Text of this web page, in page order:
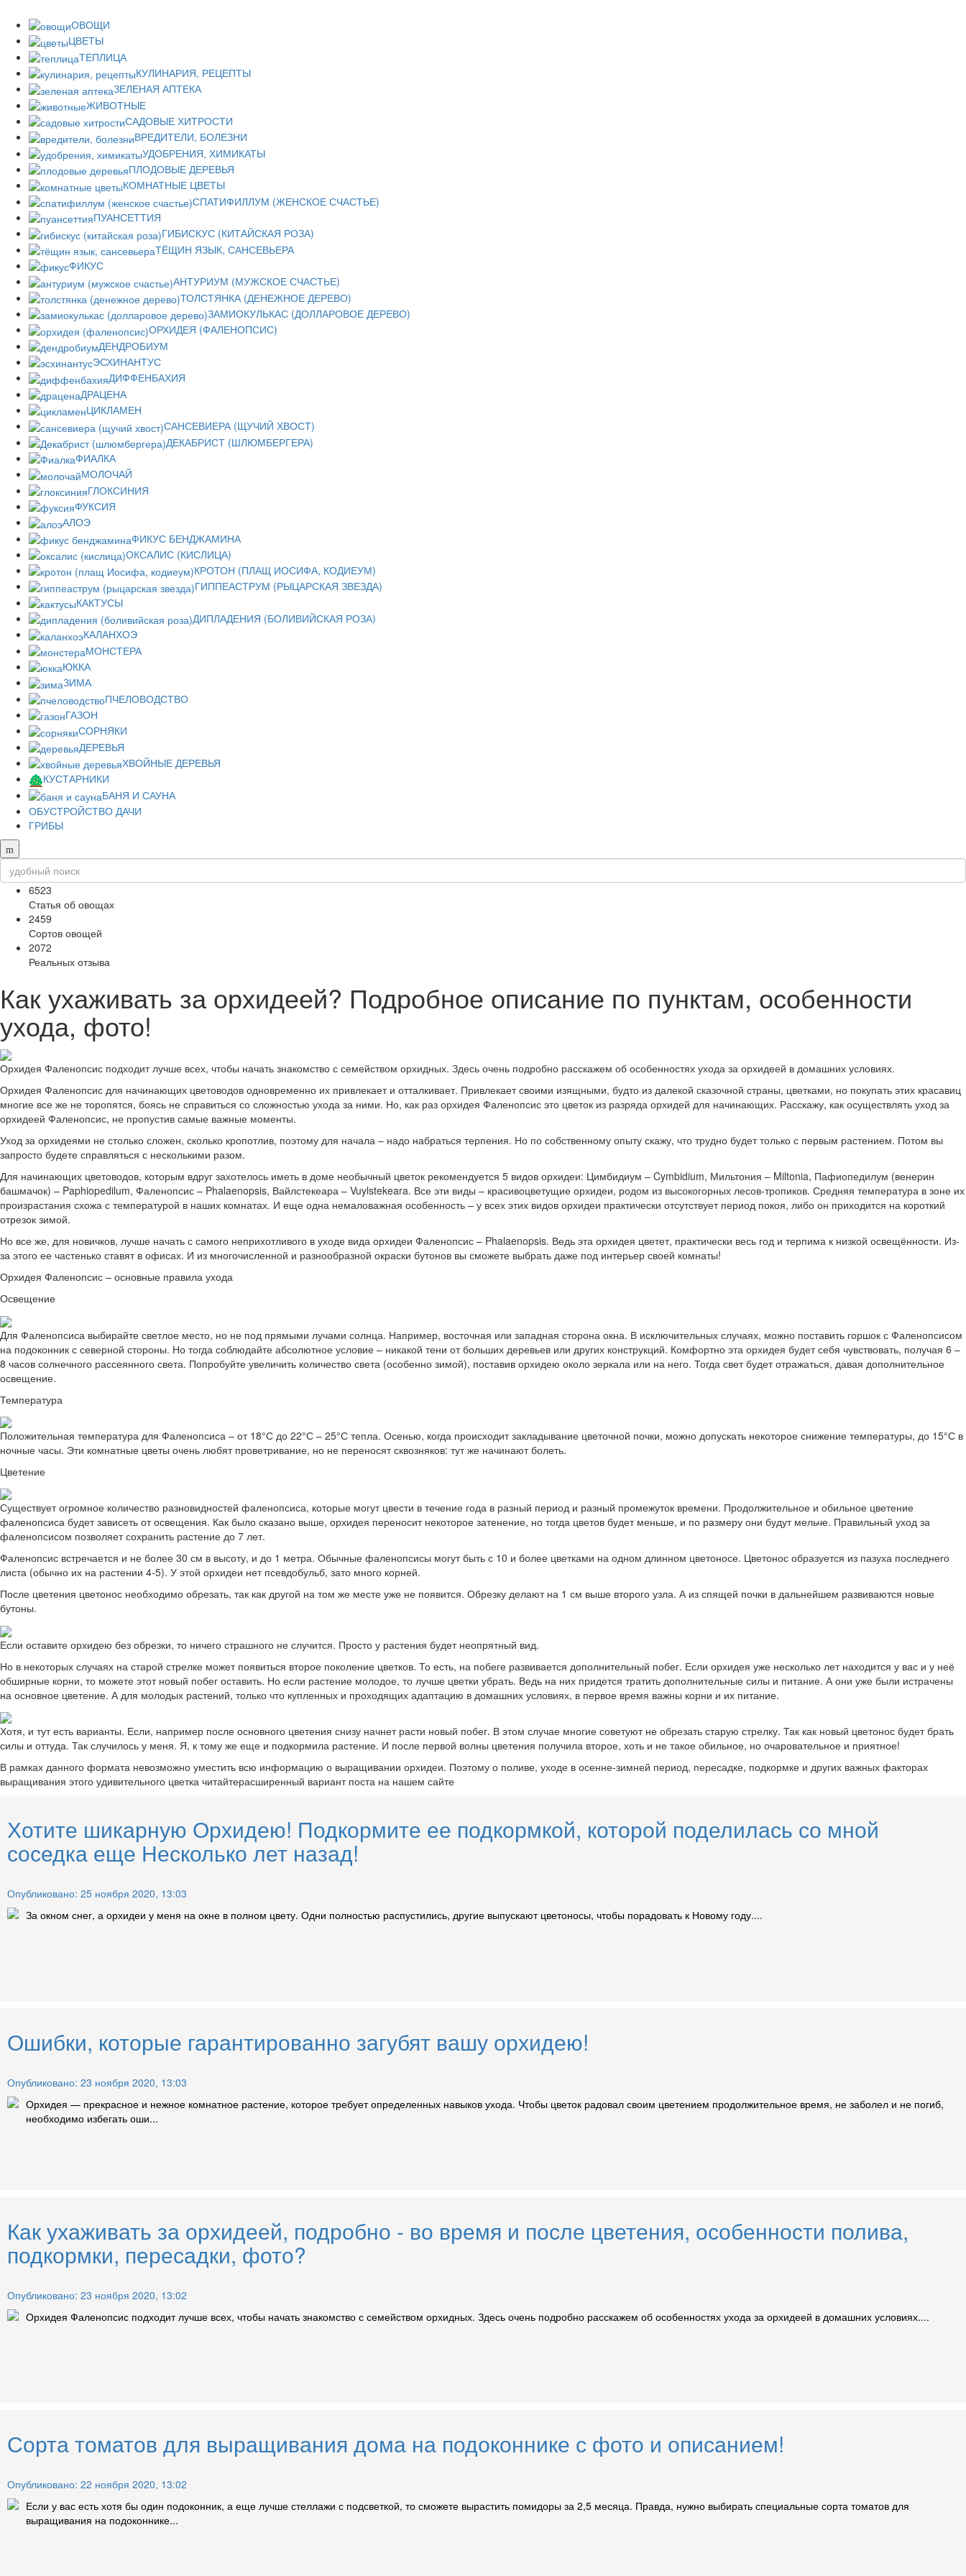
ОВОЩИ
ЦВЕТЫ
ТЕПЛИЦА
КУЛИНАРИЯ, РЕЦЕПТЫ
ЗЕЛЕНАЯ АПТЕКА
ЖИВОТНЫЕ
САДОВЫЕ ХИТРОСТИ
ВРЕДИТЕЛИ, БОЛЕЗНИ
УДОБРЕНИЯ, ХИМИКАТЫ
ПЛОДОВЫЕ ДЕРЕВЬЯ
КОМНАТНЫЕ ЦВЕТЫ
СПАТИФИЛЛУМ (ЖЕНСКОЕ СЧАСТЬЕ)
ПУАНСЕТТИЯ
ГИБИСКУС (КИТАЙСКАЯ РОЗА)
ТЁЩИН ЯЗЫК, САНСЕВЬЕРА
ФИКУС
АНТУРИУМ (МУЖСКОЕ СЧАСТЬЕ)
ТОЛСТЯНКА (ДЕНЕЖНОЕ ДЕРЕВО)
ЗАМИОКУЛЬКАС (ДОЛЛАРОВОЕ ДЕРЕВО)
ОРХИДЕЯ (ФАЛЕНОПСИС)
ДЕНДРОБИУМ
ЭСХИНАНТУС
ДИФФЕНБАХИЯ
ДРАЦЕНА
ЦИКЛАМЕН
САНСЕВИЕРА (ЩУЧИЙ ХВОСТ)
ДЕКАБРИСТ (ШЛЮМБЕРГЕРА)
ФИАЛКА
МОЛОЧАЙ
ГЛОКСИНИЯ
ФУКСИЯ
АЛОЭ
ФИКУС БЕНДЖАМИНА
ОКСАЛИС (КИСЛИЦА)
КРОТОН (ПЛАЩ ИОСИФА, КОДИЕУМ)
ГИППЕАСТРУМ (РЫЦАРСКАЯ ЗВЕЗДА)
КАКТУСЫ
ДИПЛАДЕНИЯ (БОЛИВИЙСКАЯ РОЗА)
КАЛАНХОЭ
МОНСТЕРА
ЮККА
ЗИМА
ПЧЕЛОВОДСТВО
ГАЗОН
СОРНЯКИ
ДЕРЕВЬЯ
ХВОЙНЫЕ ДЕРЕВЬЯ
КУСТАРНИКИ
БАНЯ И САУНА
ОБУСТРОЙСТВО ДАЧИ
ГРИБЫ
6523
Статья об овощах
2459
Сортов овощей
2072
Реальных отзыва
Как ухаживать за орхидеей? Подробное описание по пунктам, особенности
ухода, фото!
Орхидея Фаленопсис подходит лучше всех, чтобы начать знакомство с семейством орхидных. Здесь очень подробно расскажем об особенностях ухода за орхидеей в домашних условиях.
Орхидея Фаленопсис для начинающих цветоводов одновременно их привлекает и отталкивает. Привлекает своими изящными, будто из далекой сказочной страны, цветками, но покупать этих красавиц
многие все же не торопятся, боясь не справиться со сложностью ухода за ними. Но, как раз орхидея Фаленопсис это цветок из разряда орхидей для начинающих. Расскажу, как осуществлять уход за
орхидеей Фаленопсис, не пропустив самые важные моменты.
Уход за орхидеями не столько сложен, сколько кропотлив, поэтому для начала – надо набраться терпения. Но по собственному опыту скажу, что трудно будет только с первым растением. Потом вы
запросто будете справляться с несколькими разом.
Для начинающих цветоводов, которым вдруг захотелось иметь в доме необычный цветок рекомендуется 5 видов орхидеи: Цимбидиум – Cymbidium, Мильтония – Miltonia, Пафиопедилум (венерин
башмачок) – Paphiopedilum, Фаленопсис – Phalaenopsis, Вайлстекеара – Vuylstekeara. Все эти виды – красивоцветущие орхидеи, родом из высокогорных лесов-тропиков. Средняя температура в зоне их
произрастания схожа с температурой в наших комнатах. И еще одна немаловажная особенность – у всех этих видов орхидеи практически отсутствует период покоя, либо он приходится на короткий
отрезок зимой.
Но все же, для новичков, лучше начать с самого неприхотливого в уходе вида орхидеи Фаленопсис – Phalaenopsis. Ведь эта орхидея цветет, практически весь год и терпима к низкой освещённости. Из-
за этого ее частенько ставят в офисах. И из многочисленной и разнообразной окраски бутонов вы сможете выбрать даже под интерьер своей комнаты!
Орхидея Фаленопсис – основные правила ухода
Освещение
Для Фаленопсиса выбирайте светлое место, но не под прямыми лучами солнца. Например, восточная или западная сторона окна. В исключительных случаях, можно поставить горшок с Фаленопсисом
на подоконник с северной стороны. Но тогда соблюдайте абсолютное условие – никакой тени от больших деревьев или других конструкций. Комфортно эта орхидея будет себя чувствовать, получая 6 –
8 часов солнечного рассеянного света. Попробуйте увеличить количество света (особенно зимой), поставив орхидею около зеркала или на него. Тогда свет будет отражаться, давая дополнительное
освещение.
Температура
Положительная температура для Фаленопсиса – от 18°С до 22°С – 25°С тепла. Осенью, когда происходит закладывание цветочной почки, можно допускать некоторое снижение температуры, до 15°С в
ночные часы. Эти комнатные цветы очень любят проветривание, но не переносят сквозняков: тут же начинают болеть.
Цветение
Существует огромное количество разновидностей фаленопсиса, которые могут цвести в течение года в разный период и разный промежуток времени. Продолжительное и обильное цветение
фаленопсиса будет зависеть от освещения. Как было сказано выше, орхидея переносит некоторое затенение, но тогда цветов будет меньше, и по размеру они будут мельче. Правильный уход за
фаленопсисом позволяет сохранить растение до 7 лет.
Фаленопсис встречается и не более 30 см в высоту, и до 1 метра. Обычные фаленопсисы могут быть с 10 и более цветками на одном длинном цветоносе. Цветонос образуется из пазуха последнего
листа (обычно их на растении 4-5). У этой орхидеи нет псевдобульб, зато много корней.
После цветения цветонос необходимо обрезать, так как другой на том же месте уже не появится. Обрезку делают на 1 см выше второго узла. А из спящей почки в дальнейшем развиваются новые
бутоны.
Если оставите орхидею без обрезки, то ничего страшного не случится. Просто у растения будет неопрятный вид.
Но в некоторых случаях на старой стрелке может появиться второе поколение цветков. То есть, на побеге развивается дополнительный побег. Если орхидея уже несколько лет находится у вас и у неё
обширные корни, то можете этот новый побег оставить. Но если растение молодое, то лучше цветки убрать. Ведь на них придется тратить дополнительные силы и питание. А они уже были истрачены
на основное цветение. А для молодых растений, только что купленных и проходящих адаптацию в домашних условиях, в первое время важны корни и их питание.
Хотя, и тут есть варианты. Если, например после основного цветения снизу начнет расти новый побег. В этом случае многие советуют не обрезать старую стрелку. Так как новый цветонос будет брать
силы и оттуда. Так случилось у меня. Я, к тому же еще и подкормила растение. И после первой волны цветения получила второе, хоть и не такое обильное, но очаровательное и приятное!
В рамках данного формата невозможно уместить всю информацию о выращивании орхидеи. Поэтому о поливе, уходе в осенне-зимней период, пересадке, подкормке и других важных факторах
выращивания этого удивительного цветка читайтерасширенный вариант поста на нашем сайте
Хотите шикарную Орхидею! Подкормите ее подкормкой, которой поделилась со мной
соседка еще Несколько лет назад!
Опубликовано: 25 ноября 2020, 13:03
За окном снег, а орхидеи у меня на окне в полном цвету. Одни полностью распустились, другие выпускают цветоносы, чтобы порадовать к Новому году....
Ошибки, которые гарантированно загубят вашу орхидею!
Опубликовано: 23 ноября 2020, 13:03
Орхидея — прекрасное и нежное комнатное растение, которое требует определенных навыков ухода. Чтобы цветок радовал своим цветением продолжительное время, не заболел и не погиб,
необходимо избегать оши...
Как ухаживать за орхидеей, подробно - во время и после цветения, особенности полива,
подкормки, пересадки, фото?
Опубликовано: 23 ноября 2020, 13:02
Орхидея Фаленопсис подходит лучше всех, чтобы начать знакомство с семейством орхидных. Здесь очень подробно расскажем об особенностях ухода за орхидеей в домашних условиях....
Сорта томатов для выращивания дома на подоконнике с фото и описанием!
Опубликовано: 22 ноября 2020, 13:02
Если у вас есть хотя бы один подоконник, а еще лучше стеллажи с подсветкой, то сможете вырастить помидоры за 2,5 месяца. Правда, нужно выбирать специальные сорта томатов для
выращивания на подоконнике...